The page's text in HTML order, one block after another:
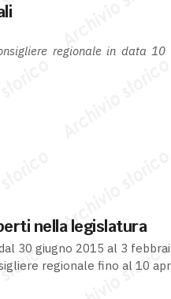
regionale in data
nella legislatura
30 giugno 2015 al 3
regionale fino al 10